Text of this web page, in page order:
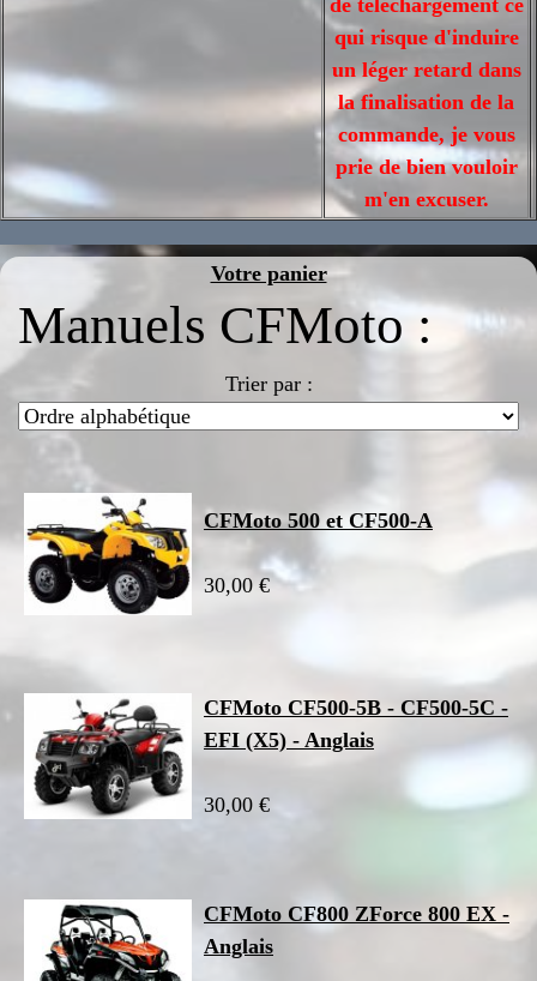
de téléchargement ce
qui risque d'induire
un léger retard dans
la finalisation de la
commande, je vous
prie de bien vouloir
m'en excuser.
Votre panier
Manuels CFMoto :
Trier par :
CFMoto 500 et CF500-A
30,00 €
CFMoto CF500-5B - CF500-5C -
EFI (X5) - Anglais
30,00 €
CFMoto CF800 ZForce 800 EX -
Anglais